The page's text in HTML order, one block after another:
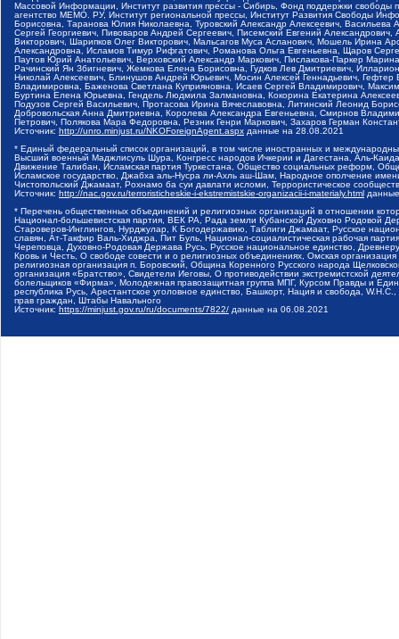
Массовой Информации, Институт развития прессы - Сибирь, Фонд поддержки
агентство МЕМО. РУ, Институт региональной прессы, Институт Развития Свободы
Борисовна, Таранова Юлия Николаевна, Туровский Александр Алексеевич,
Сергей Георгиевич, Пивоваров Андрей Сергеевич, Писемский Евгений
Викторович, Шарипков Олег Викторович, Мальсагов Муса Асланович, Мошель Ирина
Александровна, Исламов Тимур Рифгатович, Романова Ольга Евгеньевна, Щаров
Паутов Юрий Анатольевич, Верховский Александр Маркович, Пислакова-Паркер
Рачинский Ян Збигневич, Жемкова Елена Борисовна, Гудков Лев Дмитриевич,
Николай Алексеевич, Блинушов Андрей Юрьевич, Мосин Алексей Геннадьевич,
Владимировна, Баженова Светлана Куприяновна, Исаев Сергей Владимирович,
Буртина Елена Юрьевна, Гендель Людмила Залмановна, Кокорина Екатерина
Подузов Сергей Васильевич, Протасова Ирина Вячеславовна, Литинский Леонид
Добровольская Анна Дмитриевна, Королева Александра Евгеньевна, Смирнов
Петрович, Полякова Мара Федоровна, Резник Генри Маркович, Захаров Герман
Источник: http://unro.minjust.ru/NKOForeignAgent.aspx данные на 28.08.2021
* Единый федеральный список организаций, в том числе иностранных и
Высший военный Маджлисуль Шура, Конгресс народов Ичкерии и Дагестана, Аль-
Движение Талибан, Исламская партия Туркестана, Общество социальных реформ,
Исламское государство, Джабха аль-Нусра ли-Ахль аш-Шам, Народное ополчение
Чистопольский Джамаат, Рохнамо ба суи давлати исломи, Террористическое
Источник: http://nac.gov.ru/terroristicheskie-i-ekstremistskie-organizacii-i-materialy.html
* Перечень общественных объединений и религиозных организаций в отношении
Национал-большевистская партия, ВЕК РА, Рада земли Кубанской Духовно Родовой
Староверов-Инглингов, Нурджулар, К Богодержавию, Таблиги Джамаат, Русское
славян, Ат-Такфир Валь-Хиджра, Пит Буль, Национал-социалистическая рабочая
Череповца, Духовно-Родовая Держава Русь, Русское национальное единство,
Кровь и Честь, О свободе совести и о религиозных объединениях, Омская
религиозная организация п. Боровский, Община Коренного Русского народа
организация «Братство», Свидетели Иеговы, О противодействии экстремистской
болельщиков «Фирма», Молодежная правозащитная группа МПГ, Курсом Правды и
республика Русь, Арестантское уголовное единство, Башкорт, Нация и свобода,
прав граждан, Штабы Навального
Источник: https://minjust.gov.ru/ru/documents/7822/ данные на 06.08.2021